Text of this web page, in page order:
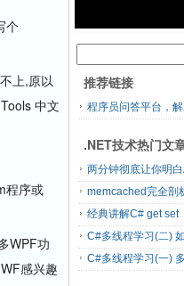
个
上,原以
中文
程序或
WPF功
感兴趣
推荐链接
程序员问答平台，
.NET技术热门文
两分钟彻底让你明
memcached完全剖
经典讲解C# get set
C#多线程学习(二)
C#多线程学习(一)